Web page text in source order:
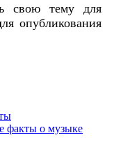
свою тему для
опубликования
факты о музыке